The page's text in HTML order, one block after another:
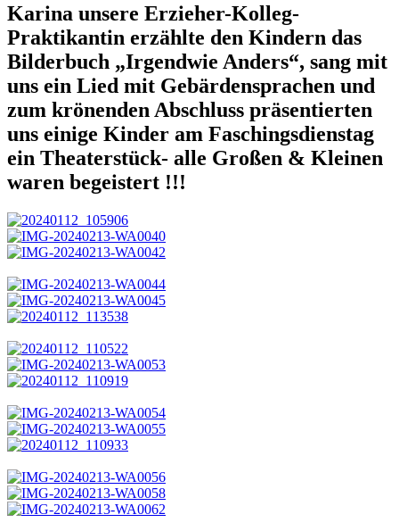
Karina unsere Erzieher-Kolleg-
Praktikantin erzählte den Kindern das
Bilderbuch „Irgendwie Anders“, sang mit
uns ein Lied mit Gebärdensprachen und
zum krönenden Abschluss präsentierten
uns einige Kinder am Faschingsdienstag
ein Theaterstück- alle Großen & Kleinen
waren begeistert !!!